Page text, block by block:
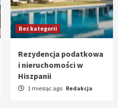
Bez kategorii
Rezydencja podatkowa
i nieruchomości w
Hiszpanii
1 miesiąc ago Redakcja